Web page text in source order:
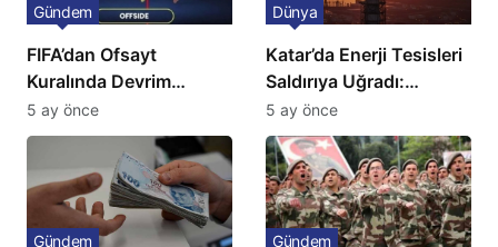
FIFA’dan Ofsayt
Kuralında Devrim
Niteliğinde Onay
Gündem
5 ay önce
Katar’da Enerji Tesisleri
Saldırıya Uğradı:
Avrupa’da Doğalgaz
Fiyatlarında Sert Artış
Dünya
5 ay önce
Gündem Gündem